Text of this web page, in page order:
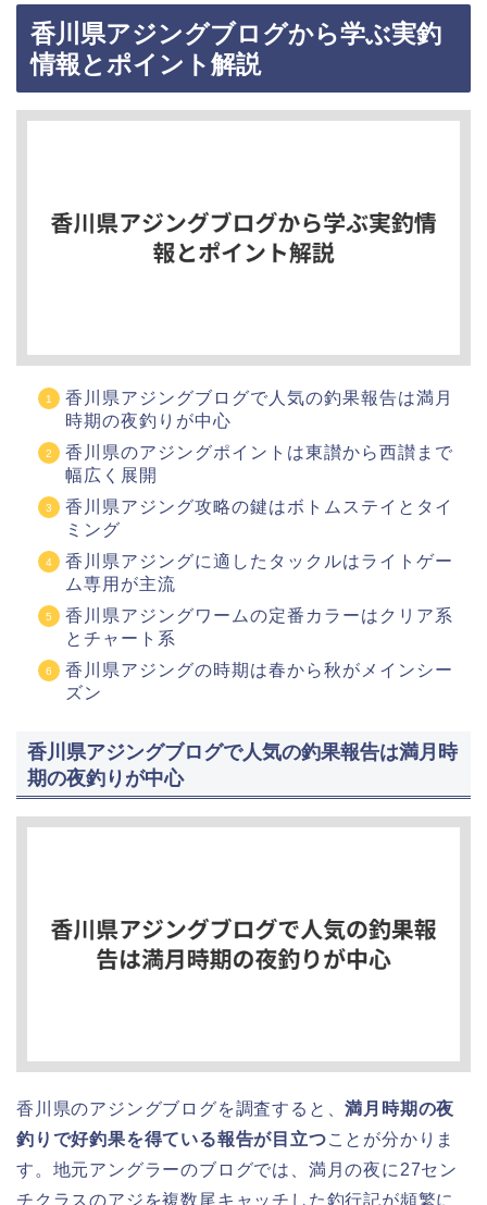
香川県アジングブログから学ぶ実釣
情報とポイント解説
香川県アジングブログで人気の釣果報告は満月
時期の夜釣りが中心
香川県のアジングポイントは東讃から西讃まで
幅広く展開
香川県アジング攻略の鍵はボトムステイとタイ
ミング
香川県アジングに適したタックルはライトゲー
ム専用が主流
香川県アジングワームの定番カラーはクリア系
とチャート系
香川県アジングの時期は春から秋がメインシー
ズン
香川県アジングブログで人気の釣果報告は満月時
期の夜釣りが中心
香川県のアジングブログを調査すると、満月時期の夜
釣りで好釣果を得ている報告が目立つことが分かりま
す。地元アングラーのブログでは、満月の夜に27セン
チクラスのアジを複数尾キャッチした釣行記が頻繁に